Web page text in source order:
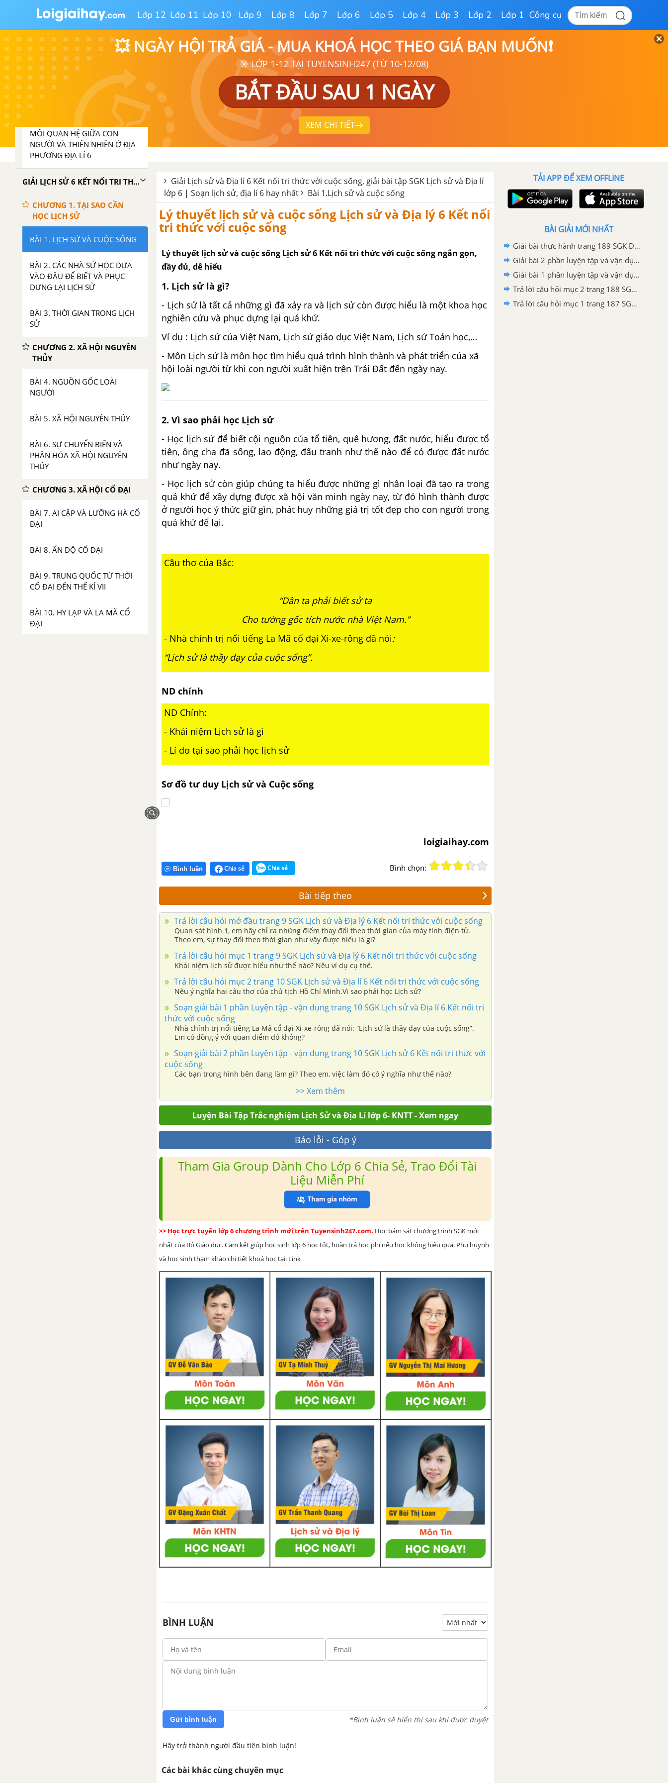
Lớp 12 Lớp 11 Lớp 10 Lớp 9 Lớp 8 Lớp 7 Lớp 6 Lớp 5 Lớp 4 Lớp 3 Lớp 2 Lớp 1 Công cụ
💥 NGÀY HỘI TRẢ GIÁ - MUA KHOÁ HỌC THEO GIÁ BẠN MUỐN❗
🎯 LỚP 1-12 TẠI TUYENSINH247 (TỪ 10-12/08)
BẮT ĐẦU SAU 1 NGÀY
XEM CHI TIẾT
CON NGƯỜI VÀ THIÊN NHIÊN
BÀI 29: BẢO VỆ TỰ NHIÊN VÀ
KHAI THÁC THÔNG MINH CÁC
TÀI NGUYÊN THIÊN NHIÊN VÌ SỰ
PHÁT TRIỂN BỀN VỮNG
BÀI 30: THỰC HÀNH TÌM HIỂU
MỐI QUAN HỆ GIỮA CON
NGƯỜI VÀ THIÊN NHIÊN Ở ĐỊA
PHƯƠNG ĐỊA LÍ 6
GIẢI LỊCH SỬ 6 KẾT NỐI TRI THỨC VỚI CUỘC SỐNG
CHƯƠNG 1. TẠI SAO CẦN
HỌC LỊCH SỬ
BÀI 1. LỊCH SỬ VÀ CUỘC SỐNG
BÀI 2. CÁC NHÀ SỬ HỌC DỰA
VÀO ĐÂU ĐỂ BIẾT VÀ PHỤC
DỰNG LẠI LỊCH SỬ
BÀI 3. THỜI GIAN TRONG LỊCH
SỬ
CHƯƠNG 2. XÃ HỘI NGUYÊN
THỦY
BÀI 4. NGUỒN GỐC LOÀI
NGƯỜI
BÀI 5. XÃ HỘI NGUYÊN THỦY
BÀI 6. SỰ CHUYỂN BIẾN VÀ
PHÂN HÓA XÃ HỘI NGUYÊN
THỦY
CHƯƠNG 3. XÃ HỘI CỔ ĐẠI
BÀI 7. AI CẬP VÀ LƯỠNG HÀ CỔ
ĐẠI
BÀI 8. ẤN ĐỘ CỔ ĐẠI
BÀI 9. TRUNG QUỐC TỪ THỜI
CỔ ĐẠI ĐẾN THẾ KỈ VII
BÀI 10. HY LẠP VÀ LA MÃ CỔ
ĐẠI
Giải Lịch sử và Địa lí 6 Kết nối tri thức với cuộc sống, giải bài tập SGK Lịch sử và Địa lí
lớp 6 | Soạn lịch sử, địa lí 6 hay nhất
Bài 1.Lịch sử và cuộc sống
Lý thuyết lịch sử và cuộc sống Lịch sử và Địa lý 6 Kết nối
tri thức với cuộc sống
Lý thuyết lịch sử và cuộc sống Lịch sử 6 Kết nối tri thức với cuộc sống ngắn gọn,
đầy đủ, dễ hiểu
1. Lịch sử là gì?
- Lịch sử là tất cả những gì đã xảy ra và lịch sử còn được hiểu là một khoa học
nghiên cứu và phục dựng lại quá khứ.
Ví dụ : Lịch sử của Việt Nam, Lịch sử giáo dục Việt Nam, Lịch sử Toán học,…
- Môn Lịch sử là môn học tìm hiểu quá trình hình thành và phát triển của xã
hội loài người từ khi con người xuất hiện trên Trái Đất đến ngày nay.
2. Vì sao phải học Lịch sử
- Học lịch sử để biết cội nguồn của tổ tiên, quê hương, đất nước, hiểu được tổ
tiên, ông cha đã sống, lao động, đấu tranh như thế nào để có được đất nước
như ngày nay.
- Học lịch sử còn giúp chúng ta hiểu được những gì nhân loại đã tạo ra trong
quá khứ để xây dựng được xã hội văn minh ngày nay, từ đó hình thành được
ở người học ý thức giữ gìn, phát huy những giá trị tốt đẹp cho con người trong
quá khứ để lại.
Câu thơ của Bác:
“Dân ta phải biết sử ta
Cho tường gốc tích nước nhà Việt Nam.”
- Nhà chính trị nổi tiếng La Mã cổ đại Xi-xe-rông đã nói:
“Lịch sử là thầy dạy của cuộc sống”.
ND chính
ND Chính:
- Khái niệm Lịch sử là gì
- Lí do tại sao phải học lịch sử
Sơ đồ tư duy Lịch sử và Cuộc sống
loigiaihay.com
Bình luận Chia sẻ Chia sẻ Bình chọn:
Bài tiếp theo
Trả lời câu hỏi mở đầu trang 9 SGK Lịch sử và Địa lý 6 Kết nối tri thức với cuộc sống
Quan sát hình 1, em hãy chỉ ra những điểm thay đổi theo thời gian của máy tính điện tử.
Theo em, sự thay đổi theo thời gian như vậy được hiểu là gì?
Trả lời câu hỏi mục 1 trang 9 SGK Lịch sử và Địa lý 6 Kết nối tri thức với cuộc sống
Khái niệm lịch sử được hiểu như thế nào? Nêu ví dụ cụ thể.
Trả lời câu hỏi mục 2 trang 10 SGK Lịch sử và Địa lí 6 Kết nối tri thức với cuộc sống
Nêu ý nghĩa hai câu thơ của chủ tịch Hồ Chí Minh.Vì sao phải học Lịch sử?
Soạn giải bài 1 phần Luyện tập - vận dụng trang 10 SGK Lịch sử và Địa lí 6 Kết nối tri
thức với cuộc sống
Nhà chính trị nổi tiếng La Mã cổ đại Xi-xe-rông đã nói: “Lịch sử là thầy dạy của cuộc sống”.
Em có đồng ý với quan điểm đó không?
Soạn giải bài 2 phần Luyện tập - vận dụng trang 10 SGK Lịch sử 6 Kết nối tri thức với
cuộc sống
Các bạn trong hình bên đang làm gì? Theo em, việc làm đó có ý nghĩa như thế nào?
>> Xem thêm
Luyện Bài Tập Trắc nghiệm Lịch Sử và Địa Lí lớp 6- KNTT - Xem ngay
Báo lỗi - Góp ý
Tham Gia Group Dành Cho Lớp 6 Chia Sẻ, Trao Đổi Tài
Liệu Miễn Phí
>> Học trực tuyến lớp 6 chương trình mới trên Tuyensinh247.com. Học bám sát chương trình SGK mới
nhất của Bộ Giáo dục. Cam kết giúp học sinh lớp 6 học tốt, hoàn trả học phí nếu học không hiệu quả. Phụ huynh
và học sinh tham khảo chi tiết khoá học tại: Link
BÌNH LUẬN
Gửi bình luận *Bình luận sẽ hiển thị sau khi được duyệt
Hãy trở thành người đầu tiên bình luận!
Các bài khác cùng chuyên mục
TẢI APP ĐỂ XEM OFFLINE
BÀI GIẢI MỚI NHẤT
Giải bài thực hành trang 189 SGK Địa lí 6 Kết nối tri thức với cuộc sống
Giải bài 2 phần luyện tập và vận dụng trang 188 SGK Địa lí 6 Kết nối tri thức với cuộc sống
Giải bài 1 phần luyện tập và vận dụng trang 188 SGK Địa lí 6 Kết nối tri thức với cuộc sống
Trả lời câu hỏi mục 2 trang 188 SGK Địa lí 6 Kết nối tri thức với cuộc sống
Trả lời câu hỏi mục 1 trang 187 SGK Địa lí 6 Kết nối tri thức với cuộc sống